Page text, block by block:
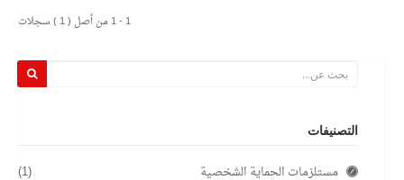
1 - 1 من أصل ( 1 ) سجلات
التصنيفات
مستلزمات الحماية الشخصية (1)